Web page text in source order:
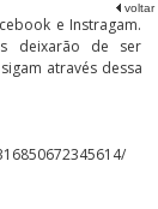
voltar
e Instragam.
deixarão de ser
através dessa